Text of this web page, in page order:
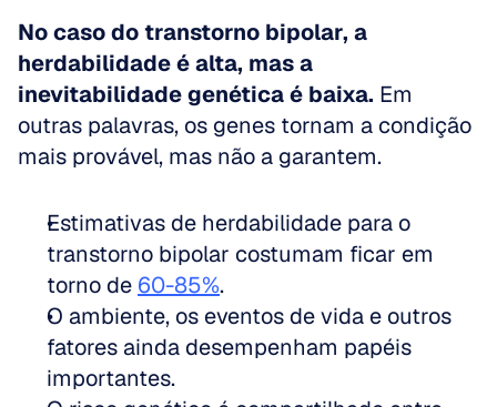
No caso do transtorno bipolar, a
herdabilidade é alta, mas a
inevitabilidade genética é baixa. Em
outras palavras, os genes tornam a condição
mais provável, mas não a garantem.
Estimativas de herdabilidade para o
transtorno bipolar costumam ficar em
torno de 60-85%.
O ambiente, os eventos de vida e outros
fatores ainda desempenham papéis
importantes.